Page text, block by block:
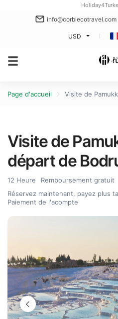
info@corbiecotravel.com
USD
Page d'accueil Visite de
Visite de
départ de
12 Heure
Remboursement gratuit
Réservez maintenant, payez plus
Paiement de l'acompte